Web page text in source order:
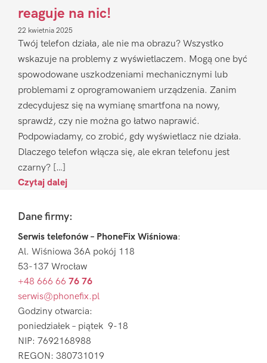
reaguje na nic!
22 kwietnia 2025
Twój telefon działa, ale nie ma obrazu? Wszystko
wskazuje na problemy z wyświetlaczem. Mogą one być
spowodowane uszkodzeniami mechanicznymi lub
problemami z oprogramowaniem urządzenia. Zanim
zdecydujesz się na wymianę smartfona na nowy,
sprawdź, czy nie można go łatwo naprawić.
Podpowiadamy, co zrobić, gdy wyświetlacz nie działa.
Dlaczego telefon włącza się, ale ekran telefonu jest
czarny? […]
Czytaj dalej
FooterDane firmy:
Serwis telefonów – PhoneFix Wiśniowa:
Al. Wiśniowa 36A pokój 118
53-137 Wrocław
+48 666 66 76 76
serwis@phonefix.pl
Godziny otwarcia:
poniedziałek – piątek 9-18
NIP: 7692168988
REGON: 380731019